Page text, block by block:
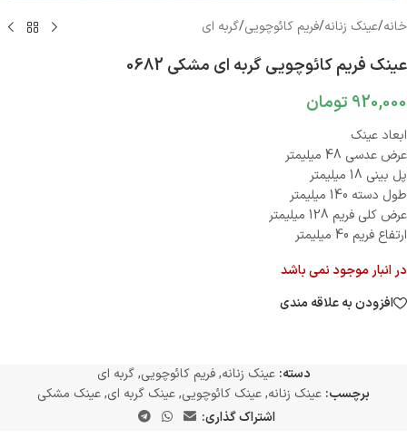
خانه/عینک زنانه/فریم کائوچویی/گربه ای
عینک فریم کائوچویی گربه ای مشکی 0682
920,000 تومان
ابعاد عینک
عرض عدسی 48 میلیمتر
پل بینی 18 میلیمتر
طول دسته 140 میلیمتر
عرض کلی فریم 128 میلیمتر
ارتفاع فریم 40 میلیمتر
در انبار موجود نمی باشد
افزودن به علاقه مندی
دسته: عینک زنانه, فریم کائوچویی, گربه ای
برچسب: عینک زنانه,عینک کائوچویی,عینک گربه ای,عینک مشکی
اشتراک گذاری: